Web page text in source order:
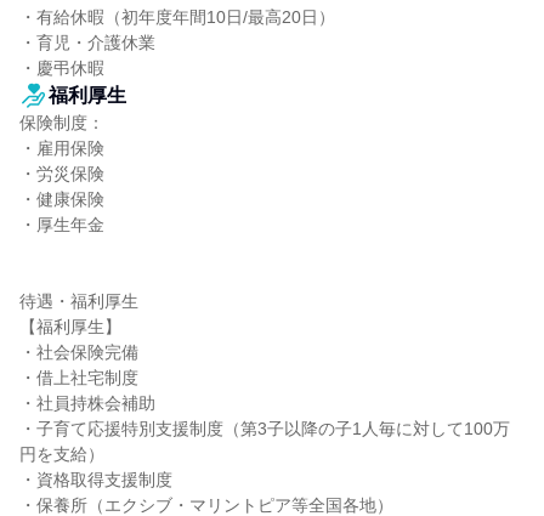
・有給休暇（初年度年間10日/最高20日）
・育児・介護休業
・慶弔休暇
福利厚生
保険制度：
・雇用保険
・労災保険
・健康保険
・厚生年金
待遇・福利厚生
【福利厚生】
・社会保険完備
・借上社宅制度
・社員持株会補助
・子育て応援特別支援制度（第3子以降の子1人毎に対して100万
円を支給）
・資格取得支援制度
・保養所（エクシブ・マリントピア等全国各地）